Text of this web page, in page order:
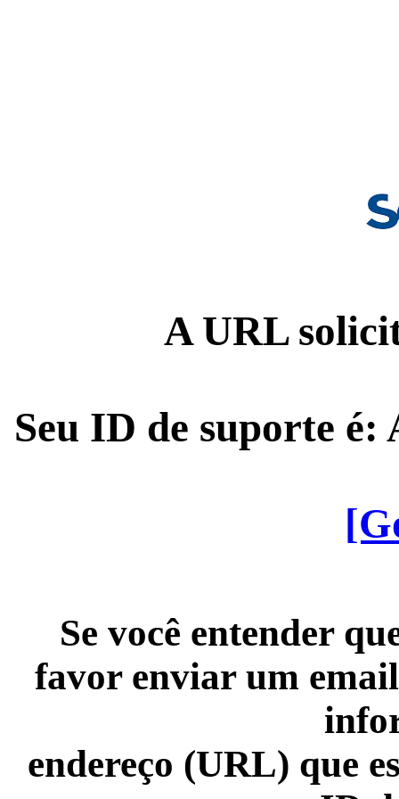
A URL
Seu ID de suporte é:
Se você entender
favor enviar um
endereço (URL) que